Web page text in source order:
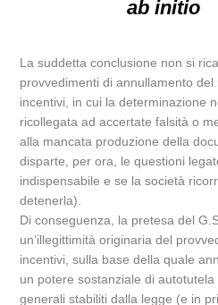
ab initio
La suddetta conclusione non si
provvedimenti di annullamento
incentivi, in cui la determinazione
ricollegata ad accertate falsità o
alla mancata produzione della
disparte, per ora, le questioni
indispensabile e se la società
detenerla).
Di conseguenza, la pretesa del
un’illegittimità originaria del
incentivi, sulla base della quale
un potere sostanziale di
generali stabiliti dalla legge (e in